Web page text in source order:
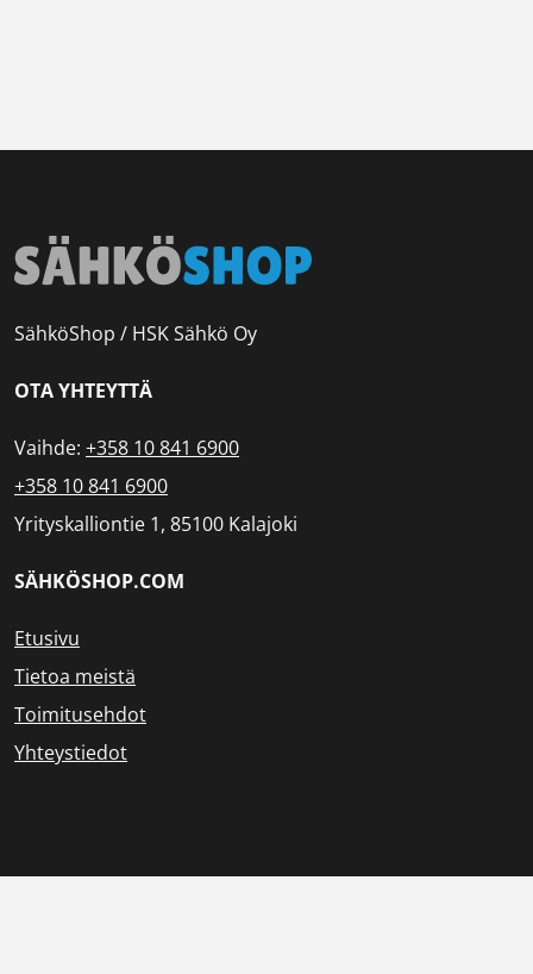
SähköShop / HSK Sähkö Oy
OTA YHTEYTTÄ
Vaihde: +358 10 841 6900
+358 10 841 6900
Yrityskalliontie 1, 85100 Kalajoki
SÄHKÖSHOP.COM
Etusivu
Tietoa meistä
Toimitusehdot
Yhteystiedot